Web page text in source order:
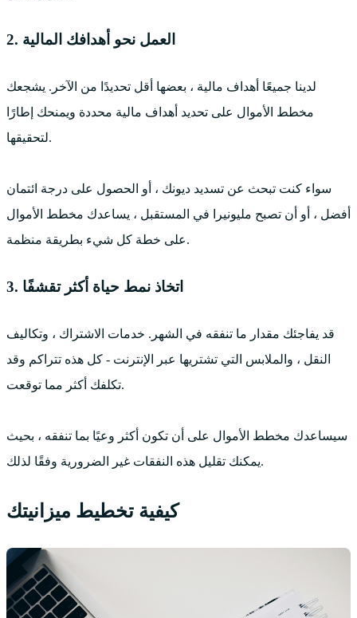
2. العمل نحو أهدافك المالية
لدينا جميعًا أهداف مالية ، بعضها أقل تحديدًا من الآخر. يشجعك
مخطط الأموال على تحديد أهداف مالية محددة ويمنحك إطارًا
لتحقيقها.
سواء كنت تبحث عن تسديد ديونك ، أو الحصول على درجة ائتمان
أفضل ، أو أن تصبح مليونيرا في المستقبل ، يساعدك مخطط الأموال
على خطة كل شيء بطريقة منظمة.
3. اتخاذ نمط حياة أكثر تقشفًا
قد يفاجئك مقدار ما تنفقه في الشهر. خدمات الاشتراك ، وتكاليف
النقل ، والملابس التي تشتريها عبر الإنترنت - كل هذه تتراكم وقد
تكلفك أكثر مما توقعت.
سيساعدك مخطط الأموال على أن تكون أكثر وعيًا بما تنفقه ، بحيث
يمكنك تقليل هذه النفقات غير الضرورية وفقًا لذلك.
كيفية تخطيط ميزانيتك